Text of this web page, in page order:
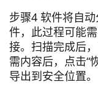
步骤4 软件将自
件，此过程可能
接。扫描完成后
需内容后，点击“
导出到安全位置。